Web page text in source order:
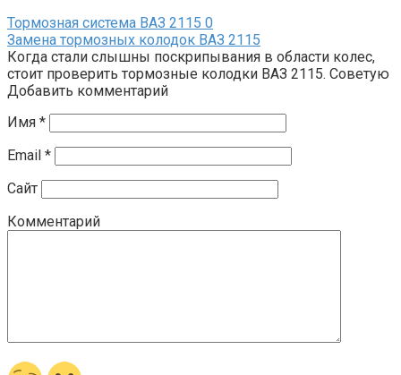
Тормозная система ВАЗ 2115 0
Замена тормозных колодок ВАЗ 2115
Когда стали слышны поскрипывания в области колес,
стоит проверить тормозные колодки ВАЗ 2115. Советую
Добавить комментарий
Имя *
Email *
Сайт
Комментарий